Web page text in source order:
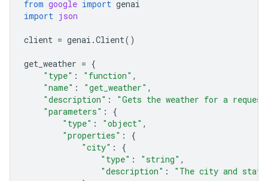
from google import genai
import json
client = genai .Client()
get_weather = {
"type" : "function" ,
"name" : "get_weather" ,
"description" :
"Gets the weather for a
"parameters" :
{
"type" : "object" ,
"properties" :
{
"city" :
{
"type" : "string" ,
"description" :
"The city and